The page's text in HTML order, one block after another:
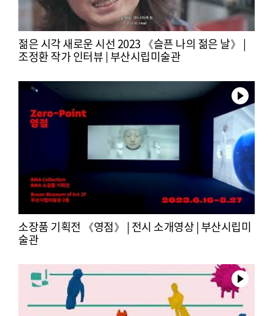
젊은 시각 새로운 시선 2023 《슬픈 나의 젊은 날》 |
조정환 작가 인터뷰 | 부산시립미술관
소장품 기획전 《영점》 | 전시 소개영상 | 부산시립미
술관